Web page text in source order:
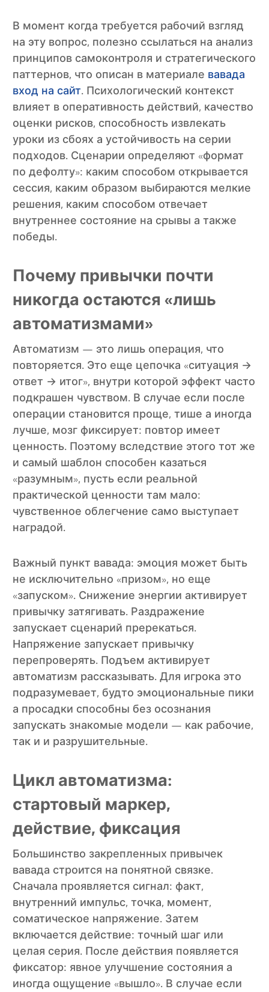
В момент когда требуется рабочий взгляд
на эту вопрос, полезно ссылаться на анализ
принципов самоконтроля и стратегического
паттернов, что описан в материале вавада
вход на сайт. Психологический контекст
влияет в оперативность действий, качество
оценки рисков, способность извлекать
уроки из сбоях а устойчивость на серии
подходов. Сценарии определяют «формат
по дефолту»: каким способом открывается
сессия, каким образом выбираются мелкие
решения, каким способом отвечает
внутреннее состояние на срывы а также
победы.
Почему привычки почти
никогда остаются «лишь
автоматизмами»
Автоматизм — это лишь операция, что
повторяется. Это еще цепочка «ситуация →
ответ → итог», внутри которой эффект часто
подкрашен чувством. В случае если после
операции становится проще, тише а иногда
лучше, мозг фиксирует: повтор имеет
ценность. Поэтому вследствие этого тот же
и самый шаблон способен казаться
«разумным», пусть если реальной
практической ценности там мало:
чувственное облегчение само выступает
наградой.
Важный пункт вавада: эмоция может быть
не исключительно «призом», но еще
«запуском». Снижение энергии активирует
привычку затягивать. Раздражение
запускает сценарий пререкаться.
Напряжение запускает привычку
перепроверять. Подъем активирует
автоматизм рассказывать. Для игрока это
подразумевает, будто эмоциональные пики
а просадки способны без осознания
запускать знакомые модели — как рабочие,
так и и разрушительные.
Цикл автоматизма:
стартовый маркер,
действие, фиксация
Большинство закрепленных привычек
вавада строится на понятной связке.
Сначала проявляется сигнал: факт,
внутренний импульс, точка, момент,
соматическое напряжение. Затем
включается действие: точный шаг или
целая серия. После действия появляется
фиксатор: явное улучшение состояния а
иногда ощущение «вышло». В случае если